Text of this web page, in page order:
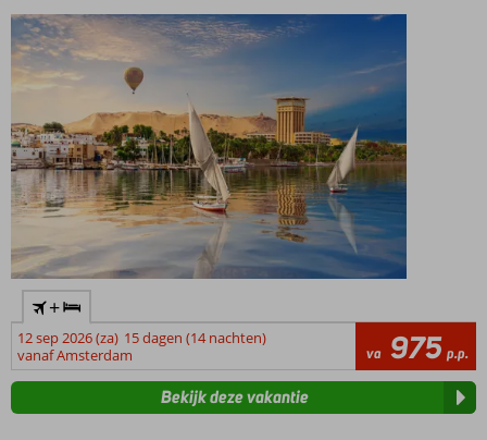
+
12 sep 2026 (za) 15 dagen (14 nachten)
vanaf Amsterdam
va 975 p.p.
Bekijk deze vakantie